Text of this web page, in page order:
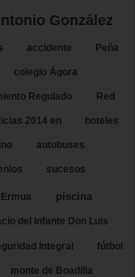
González
accidente Peña
colegio Ágora
Regulado Red
2014 en hoteles
autobuses
sucesos
piscina
del Infante Don Luis
Integral fútbol
monte de Boadilla